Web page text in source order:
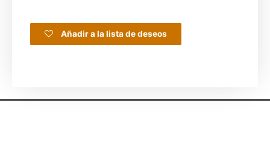
Añadir a la lista de deseos